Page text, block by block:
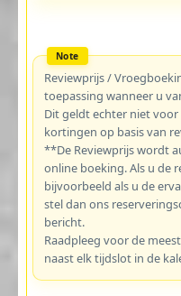
Reviewprijs /
toepassing wanneer u
Dit geldt echter niet
kortingen op basis van
**De Reviewprijs wordt
online boeking. Als u de
bijvoorbeeld als u de
stel dan ons
bericht.
Raadpleeg voor de
naast elk tijdslot in de